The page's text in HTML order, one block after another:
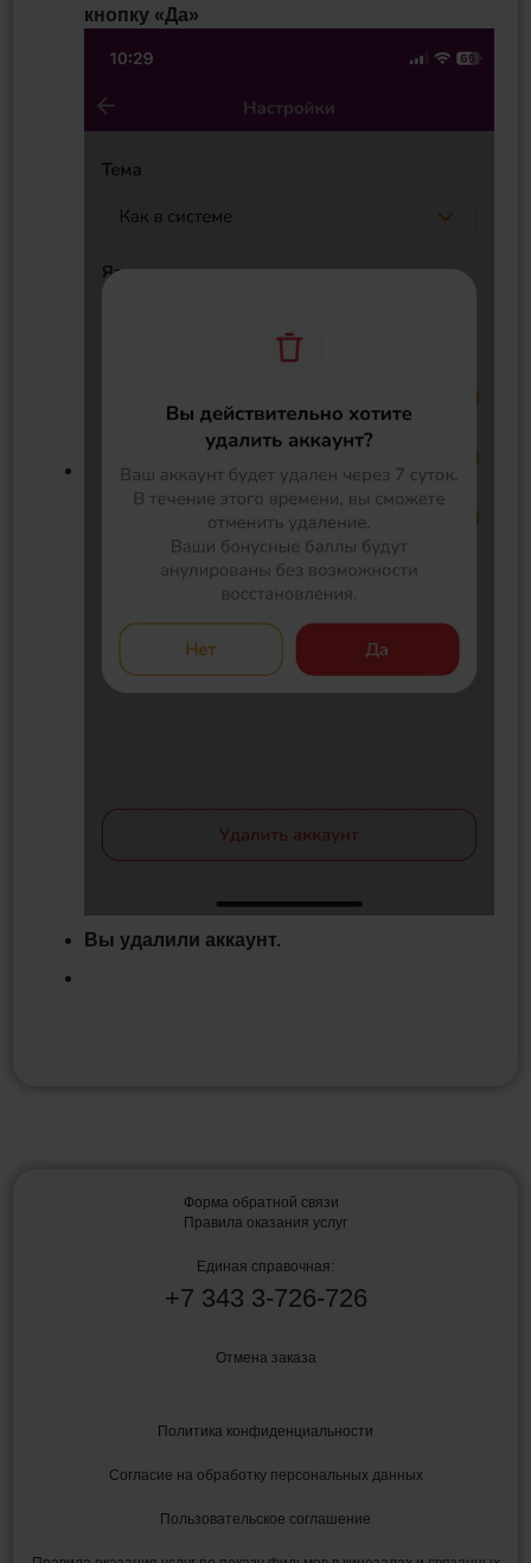
кнопку «Да»
Вы удалили аккаунт.
Правила оказания услуг
Форма обратной связи
Единая справочная:
+7 343 3-726-726
Отмена заказа
Политика конфиденциальности
Согласие на обработку персональных данных
Пользовательское соглашение